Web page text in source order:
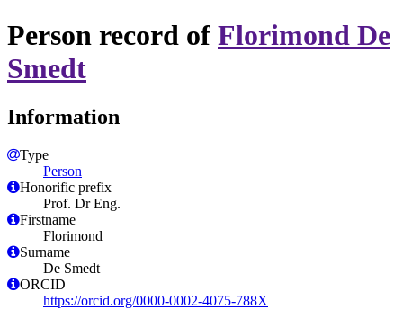
Person record of Florimond De
Smedt
Information
Type
Person
Honorific prefix
Prof. Dr Eng.
Firstname
Florimond
Surname
De Smedt
ORCID
https://orcid.org/0000-0002-4075-788X